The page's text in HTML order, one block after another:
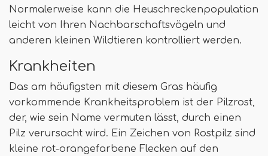
Normalerweise kann die Heuschreckenpopulation
leicht von Ihren Nachbarschaftsvögeln und
anderen kleinen Wildtieren kontrolliert werden.
Krankheiten
Das am häufigsten mit diesem Gras häufig
vorkommende Krankheitsproblem ist der Pilzrost,
der, wie sein Name vermuten lässt, durch einen
Pilz verursacht wird. Ein Zeichen von Rostpilz sind
kleine rot-orangefarbene Flecken auf den